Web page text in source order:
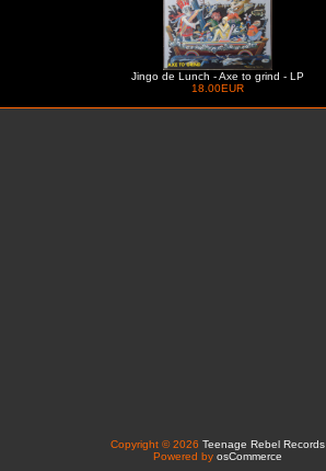
Jingo de Lunch - Axe to grind - LP
18.00EUR
Copyright © 2026 Teenage Rebel Records
Powered by osCommerce